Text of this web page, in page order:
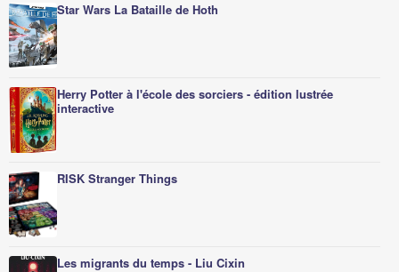
Star Wars La Bataille de Hoth
Herry Potter à l'école des sorciers - édition lustrée
interactive
RISK Stranger Things
Les migrants du temps - Liu Cixin